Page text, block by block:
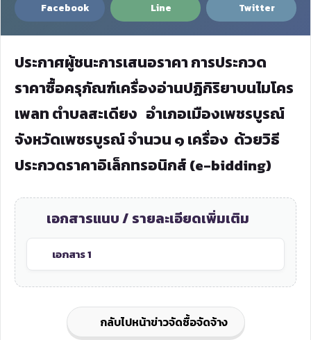
Facebook Line Twitter
ประกาศผู้ชนะการเสนอราคา การประกวด
ราคาซื้อครุภัณฑ์เครื่องอ่านปฏิกิริยาบนไมโคร
เพลท ตำบลสะเดียง อำเภอเมืองเพชรบูรณ์
จังหวัดเพชรบูรณ์ จำนวน ๑ เครื่อง ด้วยวิธี
ประกวดราคาอิเล็กทรอนิกส์ (e-bidding)
เอกสารแนบ / รายละเอียดเพิ่มเติม
เอกสาร 1
กลับไปหน้าข่าวจัดซื้อจัดจ้าง